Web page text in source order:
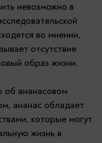
невозможно в
во мнении,
отсутствие
образ жизни.
об ананасовом
ананас обладает
которые могут
жизнь в